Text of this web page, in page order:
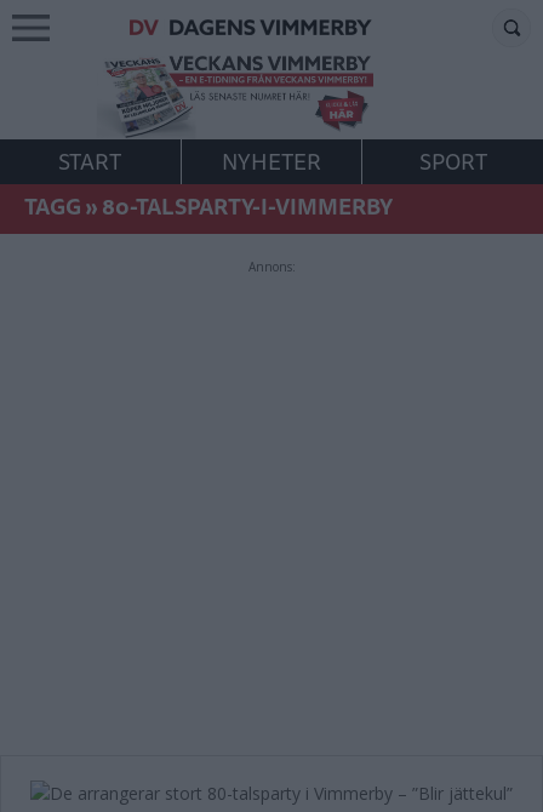
START NYHETER
SPORT
TAGG»80-TALSPARTY-I-VIMMERBY
Annons: